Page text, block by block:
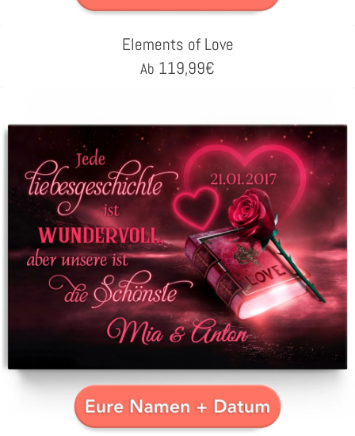
Elements of Love
Ab 119,99€